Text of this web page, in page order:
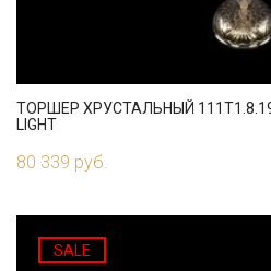
ТОРШЕР ХРУСТАЛЬНЫЙ
LIGHT
80 339 руб.
SALE